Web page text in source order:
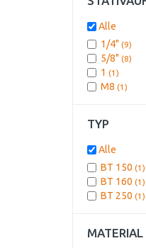
Alle
1/4" (9)
5/8" (8)
1 (1)
M8 (1)
TYP
Alle
BT 150 (1)
BT 160 (1)
BT 250 (1)
MATERIAL